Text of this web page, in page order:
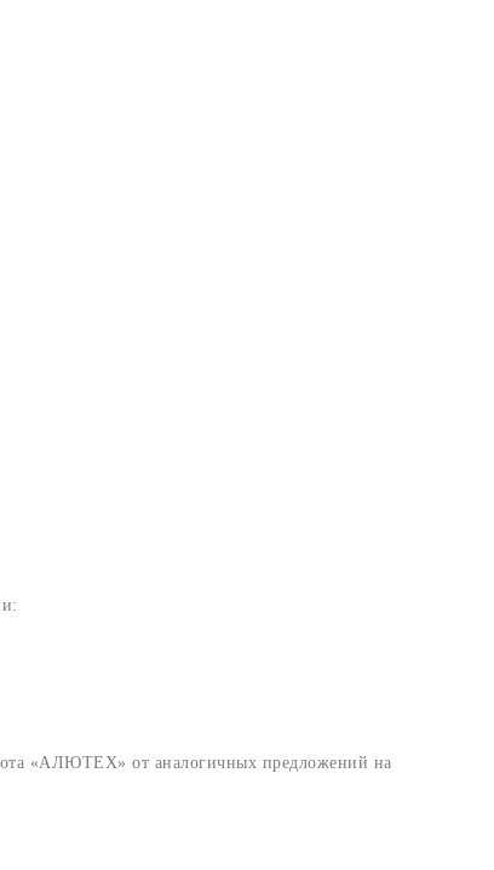
«АЛЮТЕХ» от аналогичных предложений на